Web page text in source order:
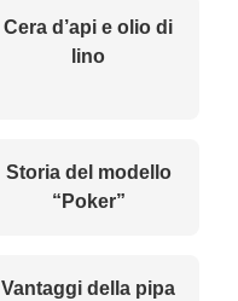
Cera d’api e olio di
lino
Storia del modello
“Poker”
Vantaggi della pipa